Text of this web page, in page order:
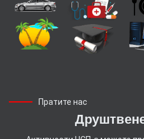
Пратите нас